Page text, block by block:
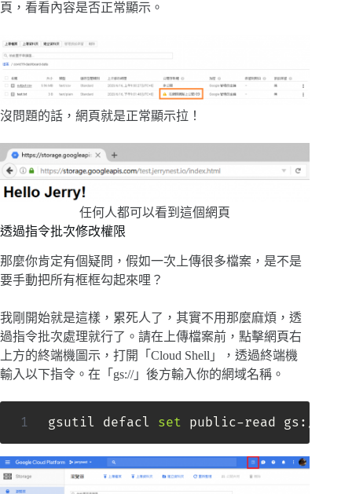
頁，看看內容是否正常顯示。
沒問題的話，網頁就是正常顯示拉！
任何人都可以看到這個網頁
透過指令批次修改權限
那麼你肯定有個疑問，假如一次上傳很多檔案，是不是
要手動把所有框框勾起來哩？
我剛開始就是這樣，累死人了，其實不用那麼麻煩，透
過指令批次處理就行了。請在上傳檔案前，點擊網頁右
上方的終端機圖示，打開「Cloud Shell」，透過終端機
輸入以下指令。在「gs://」後方輸入你的網域名稱。
gsutil defacl set public-read gs://